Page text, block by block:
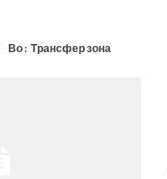
Во : Трансфер зона